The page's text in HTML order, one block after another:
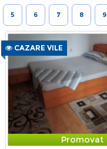
5 6 7 8 9
CAZARE VILE
Promovat